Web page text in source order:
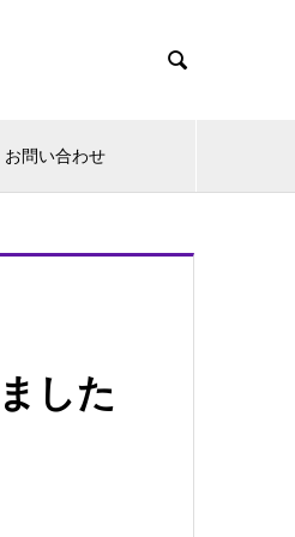

お問い合わせ
した